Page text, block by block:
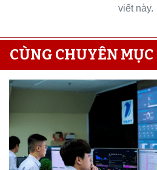
viết này.
CÙNG CHUYÊN MỤC